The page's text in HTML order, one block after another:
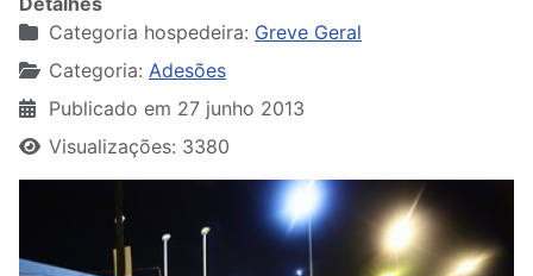
Categoria hospedeira: Greve Geral
Categoria: Adesões
Publicado em 27 junho 2013
Visualizações: 3380